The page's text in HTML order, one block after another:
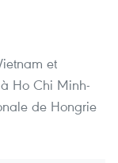
et
Ho Chi Minh-
de Hongrie